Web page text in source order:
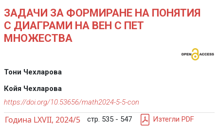
ЗАДАЧИ ЗА ФОРМИРАНЕ НА ПОНЯТИЯ
С ДИАГРАМИ НА ВЕН С ПЕТ
МНОЖЕСТВА
Тони Чехларова
Койя Чехларова
https://doi.org/10.53656/math2024-5-5-con
Година LXVII, 2024/5 стр. 535 - 547 Изтегли PDF